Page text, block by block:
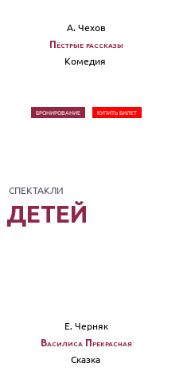
А. Чехов
Пёстрые рассказы
Комедия
БРОНИРОВАНИЕ КУПИТЬ БИЛЕТ
ДЕТЕЙ
СПЕКТАКЛИ
Е. Черняк
Василиса Прекрасная
Сказка